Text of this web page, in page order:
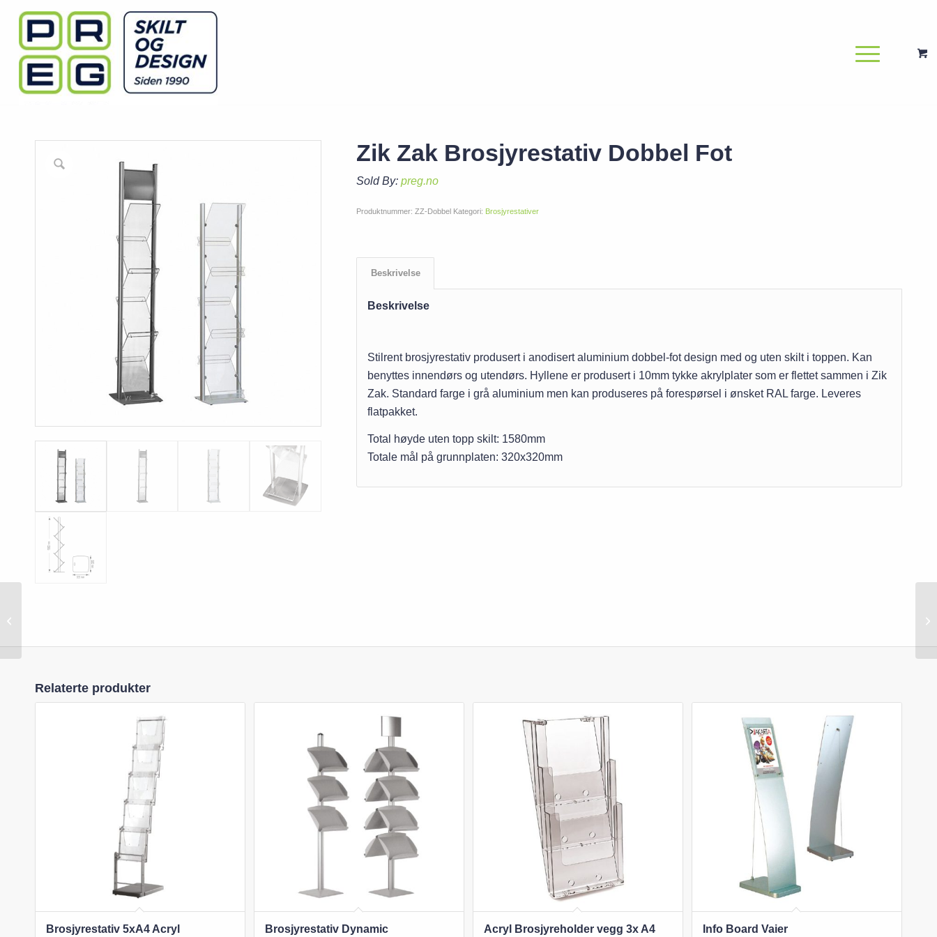
Zik Zak Brosjyrestativ Dobbel Fot
Sold By: preg.no
Produktnummer: ZZ-Dobbel Kategori: Brosjyrestativer
Beskrivelse
Beskrivelse
Stilrent brosjyrestativ produsert i anodisert aluminium dobbel-fot design med og uten skilt i toppen. Kan
benyttes innendørs og utendørs. Hyllene er produsert i 10mm tykke akrylplater som er flettet sammen i Zik
Zak. Standard farge i grå aluminium men kan produseres på forespørsel i ønsket RAL farge. Leveres
flatpakket.
Total høyde uten topp skilt: 1580mm
Totale mål på grunnplaten: 320x320mm
Relaterte produkter
Brosjyrestativ 5xA4 Acryl Brosjyrestativ Dynamic Acryl Brosjyreholder vegg 3x A4 Info Board Vaier